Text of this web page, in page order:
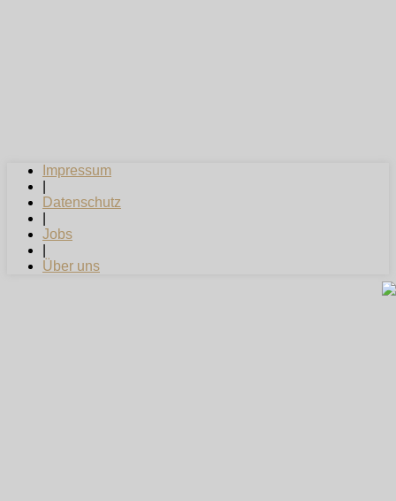
Impressum
Datenschutz
Jobs
Über uns